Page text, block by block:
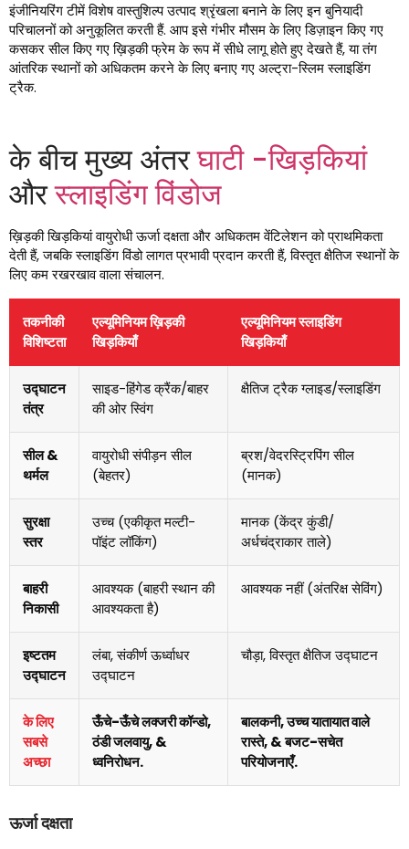
इंजीनियरिंग टीमें विशेष वास्तुशिल्प उत्पाद श्रृंखला बनाने के लिए इन बुनियादी
परिचालनों को अनुकूलित करती हैं. आप इसे गंभीर मौसम के लिए डिज़ाइन किए गए
कसकर सील किए गए ख़िड़की फ्रेम के रूप में सीधे लागू होते हुए देखते हैं, या तंग
आंतरिक स्थानों को अधिकतम करने के लिए बनाए गए अल्ट्रा-स्लिम स्लाइडिंग
ट्रैक.
के बीच मुख्य अंतरघाटी -खिड़कियां
औरस्लाइडिंग विंडोज
ख़िड़की खिड़कियां वायुरोधी ऊर्जा दक्षता और अधिकतम वेंटिलेशन को प्राथमिकता
देती हैं, जबकि स्लाइडिंग विंडो लागत प्रभावी प्रदान करती हैं, विस्तृत क्षैतिज स्थानों के
लिए कम रखरखाव वाला संचालन.
तकनीकी
विशिष्टता
एल्यूमिनियम ख़िड़की
खिड़कियाँ
एल्यूमिनियम स्लाइडिंग
खिड़कियाँ
उद्घाटन
तंत्र
साइड-हिंगेड क्रैंक/बाहर
की ओर स्विंग
क्षैतिज ट्रैक ग्लाइड/स्लाइडिंग
सील &
थर्मल
वायुरोधी संपीड़न सील
(बेहतर)
ब्रश/वेदरस्ट्रिपिंग सील
(मानक)
सुरक्षा
स्तर
उच्च (एकीकृत मल्टी-
पॉइंट लॉकिंग)
मानक (केंद्र कुंडी/
अर्धचंद्राकार ताले)
बाहरी
निकासी
आवश्यक (बाहरी स्थान की
आवश्यकता है)
आवश्यक नहीं (अंतरिक्ष सेविंग)
इष्टतम
उद्घाटन
लंबा, संकीर्ण ऊर्ध्वाधर
उद्घाटन
चौड़ा, विस्तृत क्षैतिज उद्घाटन
के लिए
सबसे
अच्छा
ऊँचे-ऊँचे लक्जरी कॉन्डो,
ठंडी जलवायु, &
ध्वनिरोधन.
बालकनी, उच्च यातायात वाले
रास्ते, & बजट-सचेत
परियोजनाएँ.
ऊर्जा दक्षता